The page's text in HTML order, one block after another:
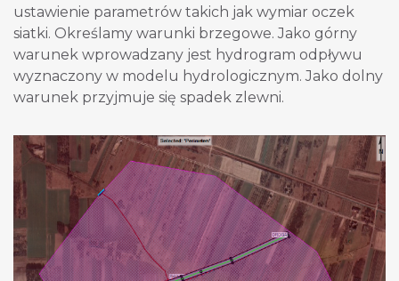
ustawienie parametrów takich jak wymiar oczek
siatki. Określamy warunki brzegowe. Jako górny
warunek wprowadzany jest hydrogram odpływu
wyznaczony w modelu hydrologicznym. Jako dolny
warunek przyjmuje się spadek zlewni.